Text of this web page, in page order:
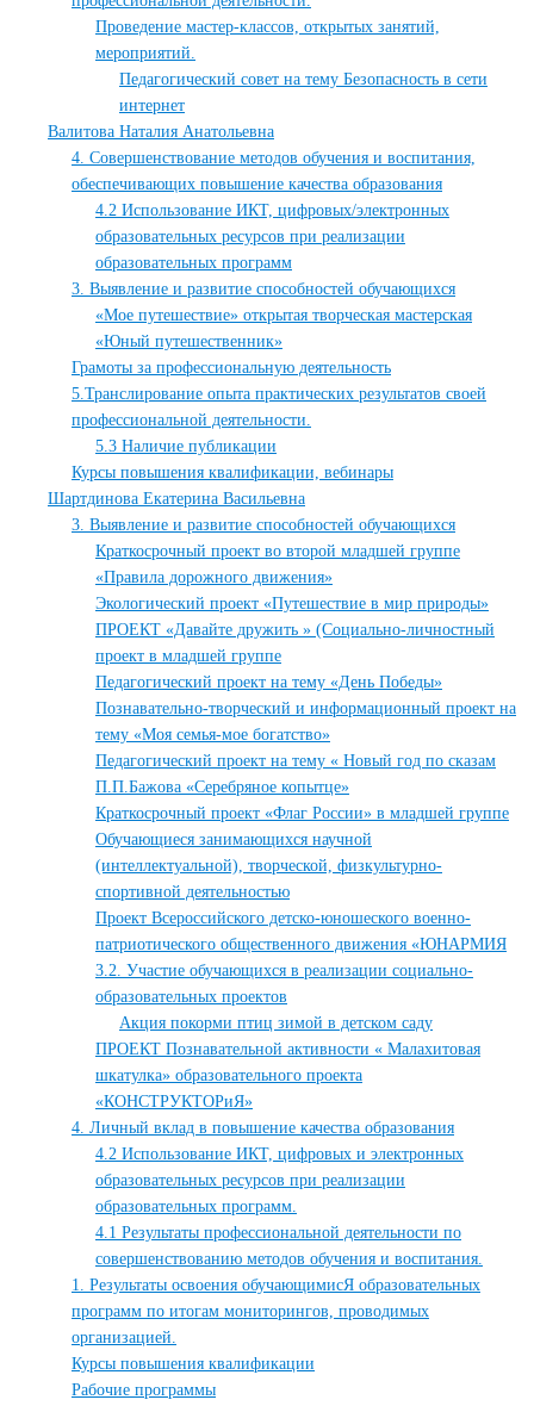
Проведение мастер-классов, открытых занятий,
мероприятий.
Педагогический совет на тему Безопасность в сети
интернет
Валитова Наталия Анатольевна
4. Совершенствование методов обучения и воспитания,
обеспечивающих повышение качества образования
4.2 Использование ИКТ, цифровых/электронных
образовательных ресурсов при реализации
образовательных программ
3. Выявление и развитие способностей обучающихся
«Мое путешествие» открытая творческая мастерская
«Юный путешественник»
Грамоты за профессиональную деятельность
5.Транслирование опыта практических результатов своей
профессиональной деятельности.
5.3 Наличие публикации
Курсы повышения квалификации, вебинары
Шартдинова Екатерина Васильевна
3. Выявление и развитие способностей обучающихся
Краткосрочный проект во второй младшей группе
«Правила дорожного движения»
Экологический проект «Путешествие в мир природы»
ПРОЕКТ «Давайте дружить » (Социально-личностный
проект в младшей группе
Педагогический проект на тему «День Победы»
Познавательно-творческий и информационный проект на
тему «Моя семья-мое богатство»
Педагогический проект на тему « Новый год по сказам
П.П.Бажова «Серебряное копытце»
Краткосрочный проект «Флаг России» в младшей группе
Обучающиеся занимающихся научной
(интеллектуальной), творческой, физкультурно-
спортивной деятельностью
Проект Всероссийского детско-юношеского военно-
патриотического общественного движения «ЮНАРМИЯ
3.2. Участие обучающихся в реализации социально-
образовательных проектов
Акция покорми птиц зимой в детском саду
ПРОЕКТ Познавательной активности « Малахитовая
шкатулка» образовательного проекта
«КОНСТРУКТОРиЯ»
4. Личный вклад в повышение качества образования
4.2 Использование ИКТ, цифровых и электронных
образовательных ресурсов при реализации
образовательных программ.
4.1 Результаты профессиональной деятельности по
совершенствованию методов обучения и воспитания.
1. Результаты освоения обучающимисЯ образовательных
программ по итогам мониторингов, проводимых
организацией.
Курсы повышения квалификации
Рабочие программы